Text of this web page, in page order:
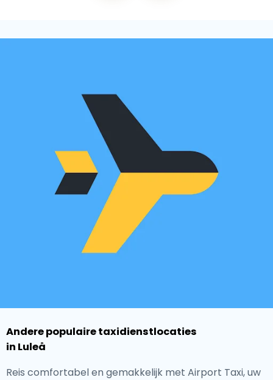
Andere populaire taxidienstlocaties
in Luleå
Reis comfortabel en gemakkelijk met Airport Taxi, uw